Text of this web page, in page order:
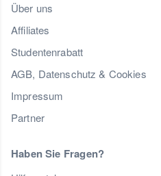
Über uns
Affiliates
Studentenrabatt
AGB, Datenschutz & Cookies
Impressum
Partner
Haben Sie Fragen?